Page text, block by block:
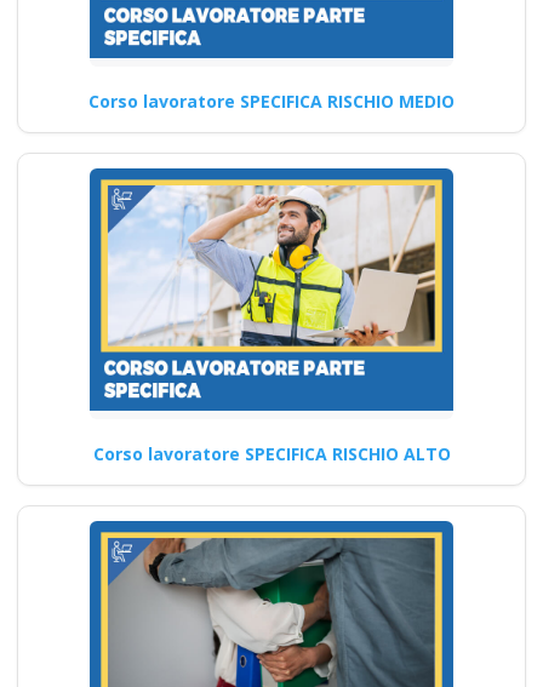
medio rischio
coinvolgere attivamente i
lavoratori nella prevenzione
dei…
Continua
Corso lavoratore SPECIFICA RISCHIO MEDIO
Corso lavoratore SPECIFICA RISCHIO ALTO